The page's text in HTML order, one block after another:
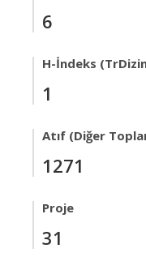
6
H-İndeks
1
Atıf (Diğer
1271
Proje
31